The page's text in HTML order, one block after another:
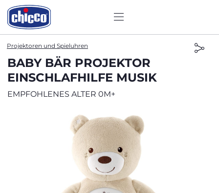
Projektoren und Spieluhren
BABY BÄR PROJEKTOR
EINSCHLAFHILFE MUSIK
EMPFOHLENES ALTER 0M+